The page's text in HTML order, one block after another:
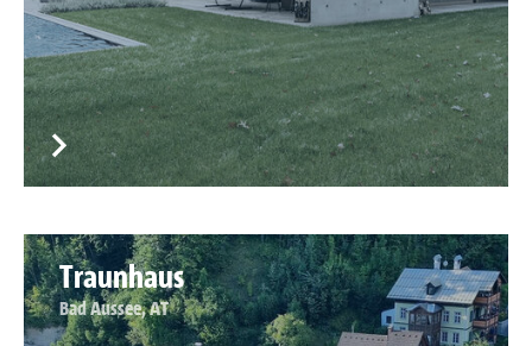
Traunhaus
Bad Aussee, AT